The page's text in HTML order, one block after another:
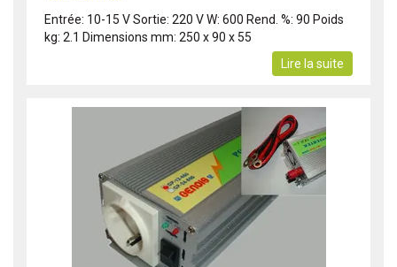
Entrée: 10-15 V Sortie: 220 V W: 600 Rend. %: 90 Poids
kg: 2.1 Dimensions mm: 250 x 90 x 55
Lire la suite